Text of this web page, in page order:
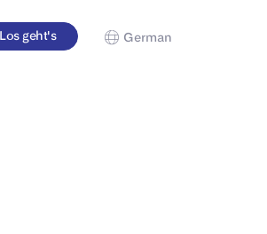
Los geht's German